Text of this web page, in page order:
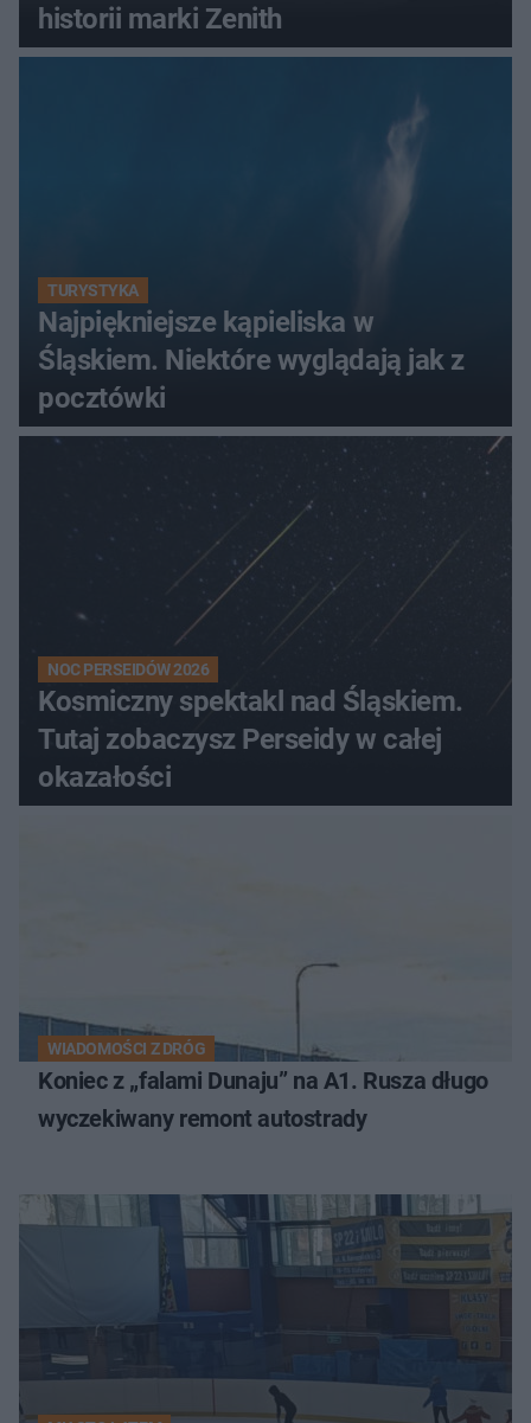
historii marki Zenith
TURYSTYKA
Najpiękniejsze kąpieliska w
Śląskiem. Niektóre wyglądają jak z
pocztówki
NOC PERSEIDÓW 2026
Kosmiczny spektakl nad Śląskiem.
Tutaj zobaczysz Perseidy w całej
okazałości
WIADOMOŚCI Z DRÓG
Koniec z „falami Dunaju” na A1. Rusza długo
wyczekiwany remont autostrady